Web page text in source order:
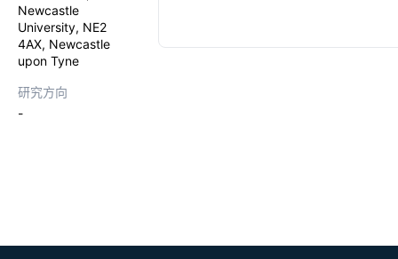
Newcastle
University, NE2
4AX, Newcastle
upon Tyne
研究方向
-